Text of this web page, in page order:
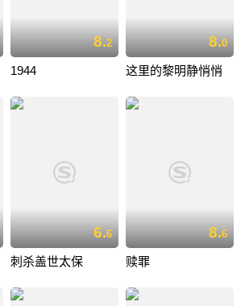
8.2
1944
8.0
这里的黎明静悄悄
6.6
刺杀盖世太保
8.6
赎罪